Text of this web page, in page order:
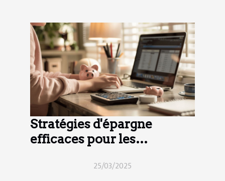
Stratégies d'épargne
efficaces pour les
25/03/2025